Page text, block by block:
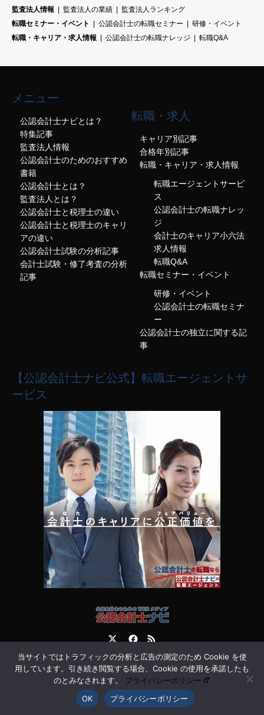
監査法人情報
監査法人の業績
監査法人ランキング
転職セミナー・イベント
公認会計士の転職セミナー
研修・イベント
転職・キャリア・求人情報
公認会計士の転職ナレッジ 転職Q&A
メニュー
公認会計士ナビとは？
特集記事
監査法人情報
公認会計士のためのおすすめ
書籍
公認会計士とは？
監査法人とは？
公認会計士と税理士の違い
公認会計士と税理士のキャリ
アの違い
公認会計士試験の分析記事
会計士試験・修了考査の分析
記事
転職・求人
キャリア別記事
合格年別記事
転職・キャリア・求人情報
転職エージェントサービ
ス
公認会計士の転職ナレッ
ジ
会計士のキャリア小六法
求人情報
転職Q&A
転職セミナー・イベント
研修・イベント
公認会計士の転職セミナ
ー
公認会計士の独立に関する記
事
【公認会計士ナビ公式】転職エージェントサ
ービス
運営会社 お問合せ
公認会計士ナビ 会計士・監査法人専門WEBメディア. All Rights Reserved.
当サイトではトラフィックの分析と広告の測定のため Cookie を使
用しています。引き続き閲覧する場合、Cookie の使用を承諾したも
のとみなされます。 プライバシーポリシー
OK
プライバシーポリシー